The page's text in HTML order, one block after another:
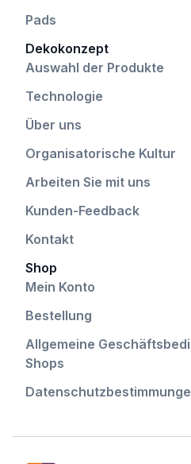
Pads
Dekokonzept
Auswahl der Produkte
Technologie
Über uns
Organisatorische Kultur
Arbeiten Sie mit uns
Kunden-Feedback
Kontakt
Shop
Mein Konto
Bestellung
Allgemeine
Shops